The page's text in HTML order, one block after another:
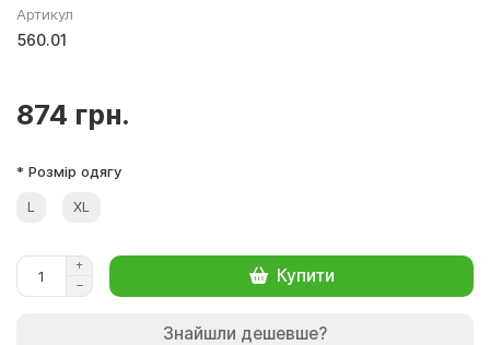
Артикул
560.01
874 грн.
* Розмір одягу
L XL
Купити
Знайшли дешевше?